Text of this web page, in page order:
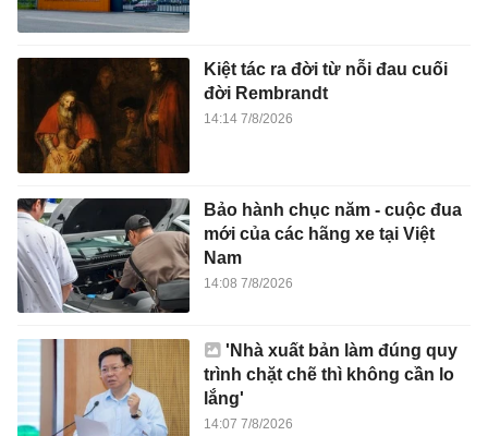
Kiệt tác ra đời từ nỗi đau cuối
đời Rembrandt
14:14 7/8/2026
Bảo hành chục năm - cuộc đua
mới của các hãng xe tại Việt
Nam
14:08 7/8/2026
'Nhà xuất bản làm đúng quy
trình chặt chẽ thì không cần lo
lắng'
14:07 7/8/2026